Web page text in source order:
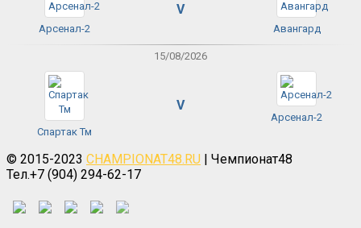
Арсенал-2
V
Авангард
15/08/2026
Спартак Тм
V
Арсенал-2
© 2015-2023 CHAMPIONAT48.RU | Чемпионат48
Тел.+7 (904) 294-62-17